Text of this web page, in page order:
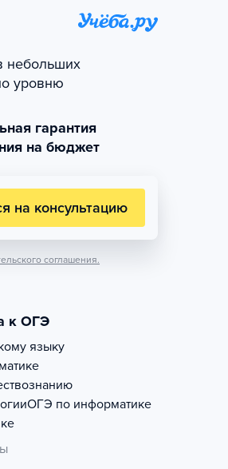
небольших
уровню
гарантия
на бюджет
на консультацию
соглашения.
к ОГЭ
языку
ОГЭ по информатике